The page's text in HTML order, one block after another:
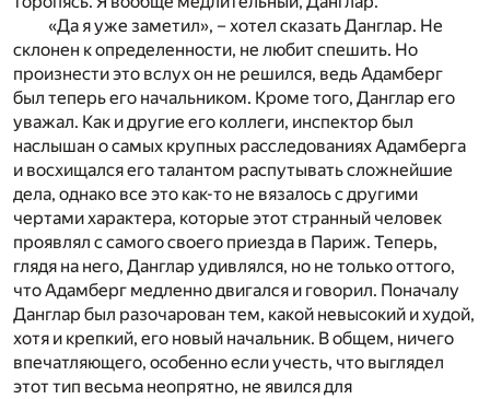
«Да я уже заметил», – хотел сказать Данглар. Не
склонен к определенности, не любит спешить. Но
произнести это вслух он не решился, ведь Адамберг
был теперь его начальником. Кроме того, Данглар его
уважал. Как и другие его коллеги, инспектор был
наслышан о самых крупных расследованиях Адамберга
и восхищался его талантом распутывать сложнейшие
дела, однако все это как-то не вязалось с другими
чертами характера, которые этот странный человек
проявлял с самого своего приезда в Париж. Теперь,
глядя на него, Данглар удивлялся, но не только оттого,
что Адамберг медленно двигался и говорил. Поначалу
Данглар был разочарован тем, какой невысокий и худой,
хотя и крепкий, его новый начальник. В общем, ничего
впечатляющего, особенно если учесть, что выглядел
этот тип весьма неопрятно, не явился для